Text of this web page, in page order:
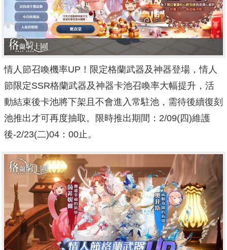
情人節召喚機率UP！限定格蘭武器及神器登場，情人
節限定SSR格蘭武器及神器卡池召喚率大幅提升，活
動結束後卡池將下架且不會進入常駐池，需待後續復刻
池推出才可再度抽取。限時推出期間：2/09(四)維護
後-2/23(二)04：00止。